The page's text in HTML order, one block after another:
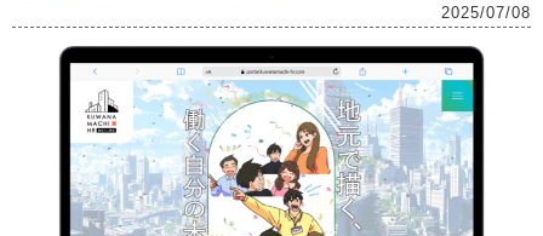
2025/07/08